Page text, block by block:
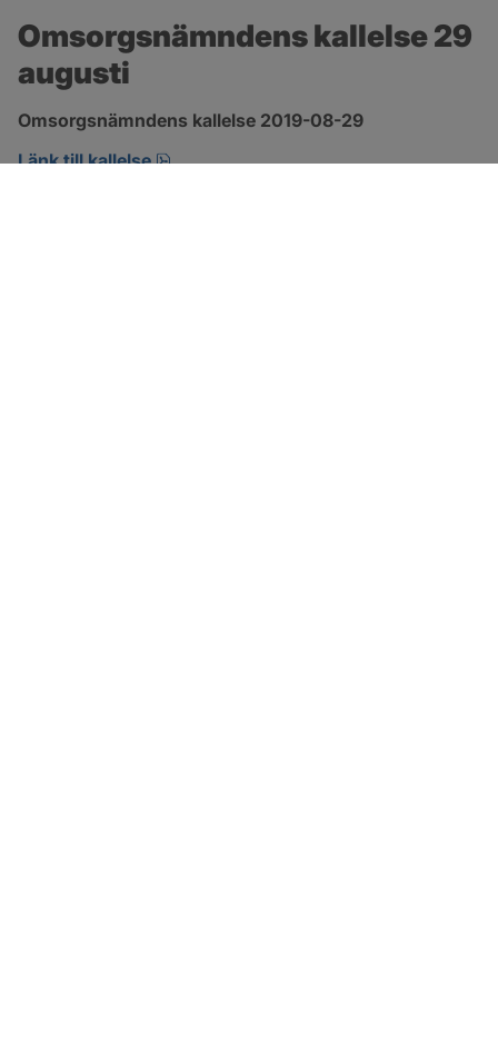
Omsorgsnämndens kallelse 29
augusti
Omsorgsnämndens kallelse 2019-08-29
Länk till kallelse
pdf, öppnas i nytt fönster.